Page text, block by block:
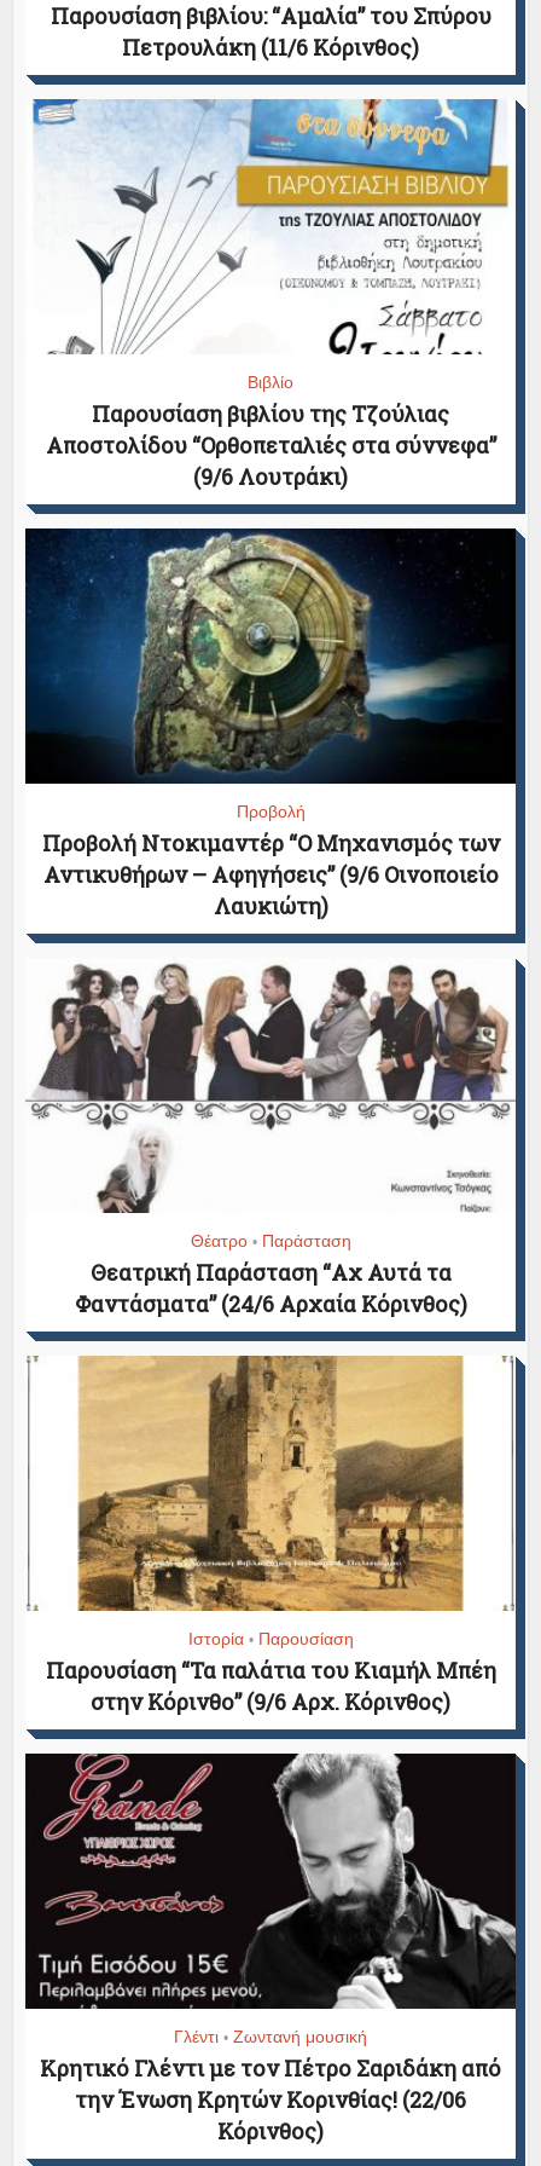
Παρουσίαση βιβλίου: “Αμαλία” του Σπύρου
Πετρουλάκη (11/6 Κόρινθος)
Βιβλίο
Παρουσίαση βιβλίου της Τζούλιας
Αποστολίδου “Ορθοπεταλιές στα σύννεφα”
(9/6 Λουτράκι)
Προβολή
Προβολή Ντοκιμαντέρ “Ο Μηχανισμός των
Αντικυθήρων – Αφηγήσεις” (9/6 Οινοποιείο
Λαυκιώτη)
Θέατρο • Παράσταση
Θεατρική Παράσταση “Αχ Αυτά τα
Φαντάσματα” (24/6 Αρχαία Κόρινθος)
Ιστορία • Παρουσίαση
Παρουσίαση “Τα παλάτια του Κιαμήλ Μπέη
στην Κόρινθο” (9/6 Αρχ. Κόρινθος)
Γλέντι • Ζωντανή μουσική
Κρητικό Γλέντι με τον Πέτρο Σαριδάκη από
την Ένωση Κρητών Κορινθίας! (22/06
Κόρινθος)